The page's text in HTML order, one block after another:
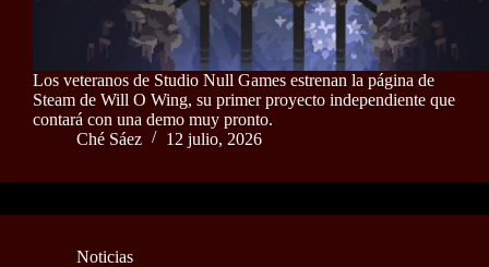
Los veteranos de Studio Null Games estrenan la página de
Steam de Will O Wing, su primer proyecto independiente que
contará con una demo muy pronto.
Ché Sáez
12 julio, 2026
Noticias